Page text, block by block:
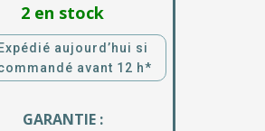
2 en stock
Expédié aujourd’hui si
avant 12 h*
GARANTIE :